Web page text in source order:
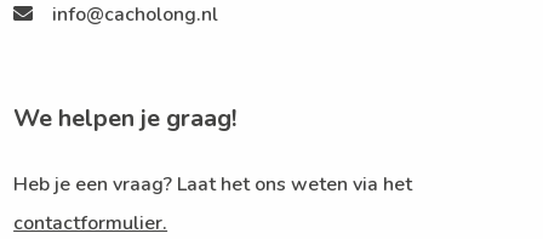
info@cacholong.nl
We helpen je graag!
Heb je een vraag? Laat het ons weten via het
contactformulier.